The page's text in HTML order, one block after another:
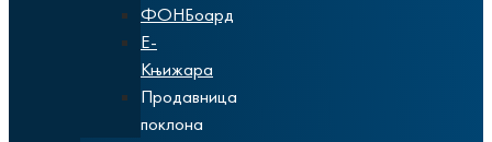
ФОНБоард
Е-
Књижара
Продавница
поклона